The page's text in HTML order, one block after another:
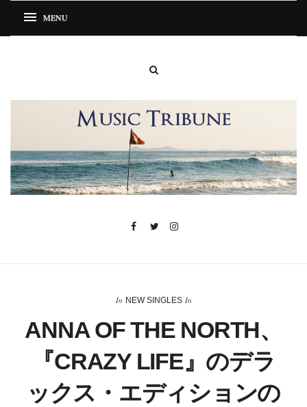
In NEW SINGLES In
ANNA OF THE NORTH、
『CRAZY LIFE』のデラ
ックス・エディションの